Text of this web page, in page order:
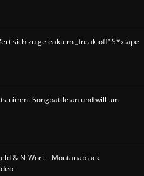
sich zu geleaktem „freak-off“ S*xtape
nimmt Songbattle an und will um
& N-Wort – Montanablack